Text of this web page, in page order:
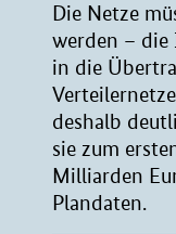
Die Netze
werden –
in die
deshalb
sie zum
Milliarden
Plandaten.